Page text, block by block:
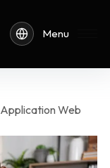
Menu
Application Web